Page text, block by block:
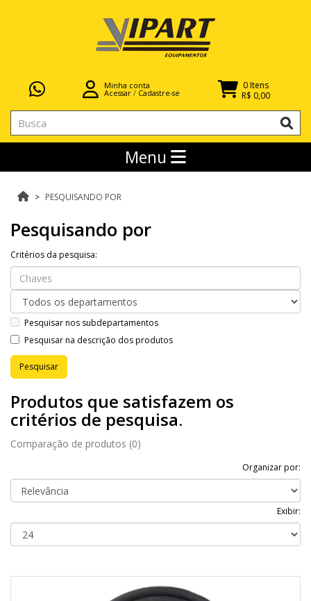
Minha conta
Acessar / Cadastre-se
0 Itens
R$ 0,00
Menu
PESQUISANDO POR
Pesquisando por
Critérios da pesquisa:
Pesquisar nos subdepartamentos
Pesquisar na descrição dos produtos
Produtos que satisfazem os
critérios de pesquisa.
Comparação de produtos (0)
Organizar por:
Exibir: